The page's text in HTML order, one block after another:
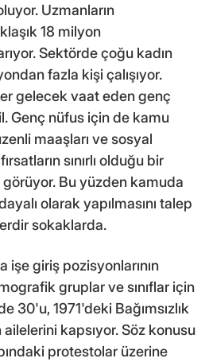
Uzmanların
18 milyon
Sektörde çoğu kadın
fazla kişi çalışıyor.
gelecek vaat eden genç
Genç nüfus için de kamu
maaşları ve sosyal
sınırlı olduğu bir
Bu yüzden kamuda
olarak yapılmasını talep
sokaklarda.
giriş pozisyonlarının
gruplar ve sınıflar için
30'u, 1971'deki Bağımsızlık
ailelerini kapsıyor. Söz konusu
protestolar üzerine